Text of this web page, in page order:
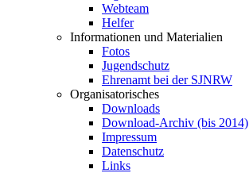
Webteam
Helfer
Informationen und Materialien
Fotos
Jugendschutz
Ehrenamt bei der SJNRW
Organisatorisches
Downloads
Download-Archiv (bis 2014)
Impressum
Datenschutz
Links